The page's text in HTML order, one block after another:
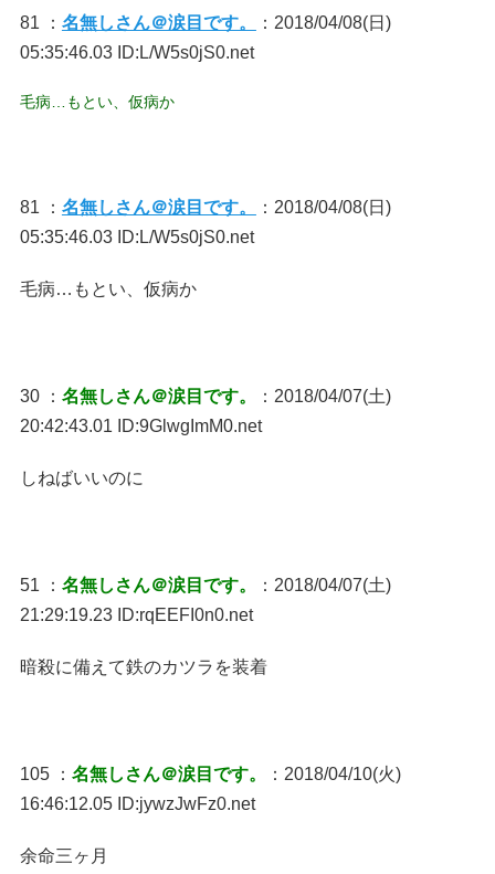
81 ： 名無しさん＠涙目です。
：2018/04/08(日)
05:35:46.03 ID:L/W5s0jS0.net
毛病…もとい、仮病か
81 ： 名無しさん＠涙目です。
：2018/04/08(日)
05:35:46.03 ID:L/W5s0jS0.net
毛病…もとい、仮病か
30 ： 名無しさん＠涙目です。
：2018/04/07(土)
20:42:43.01 ID:9GlwgImM0.net
しねばいいのに
51 ： 名無しさん＠涙目です。
：2018/04/07(土)
21:29:19.23 ID:rqEEFI0n0.net
暗殺に備えて鉄のカツラを装着
105 ： 名無しさん＠涙目です。
：2018/04/10(火)
16:46:12.05 ID:jywzJwFz0.net
余命三ヶ月